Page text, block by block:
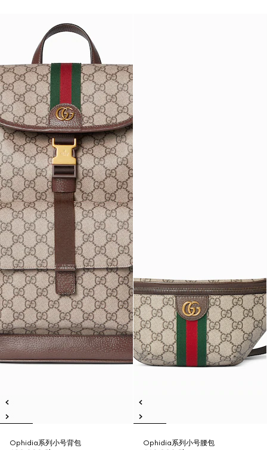
Ophidia系列小号背包
Ophidia系列小号腰包